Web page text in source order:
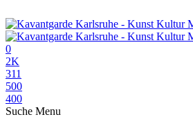
0
2K
311
500
400
Suche Menu